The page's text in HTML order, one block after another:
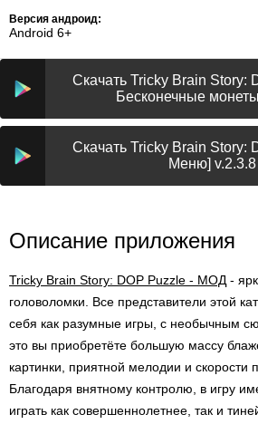
Версия андроид:
Android 6+
Скачать Tricky Brain Story:
Бесконечные
Скачать Tricky Brain Story:
Меню] v.2.3.8
Описание приложения
Tricky Brain Story: DOP Puzzle - МОД -
головоломки. Все представители этой
себя как разумные игры, с необычным
это вы приобретёте большую массу
картинки, приятной мелодии и скорости
Благодаря внятному контролю, в игру
играть как совершеннолетнее, так и